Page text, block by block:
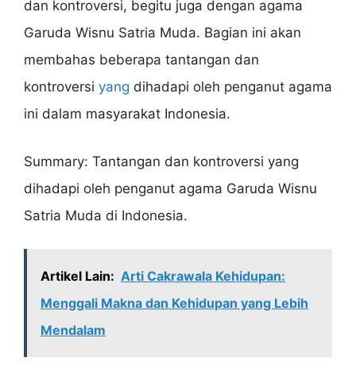
dan kontroversi, begitu juga dengan agama
Garuda Wisnu Satria Muda. Bagian ini akan
membahas beberapa tantangan dan
kontroversi yang dihadapi oleh penganut agama
ini dalam masyarakat Indonesia.
Summary: Tantangan dan kontroversi yang
dihadapi oleh penganut agama Garuda Wisnu
Satria Muda di Indonesia.
Artikel Lain: Arti Cakrawala Kehidupan:
Menggali Makna dan Kehidupan yang Lebih
Mendalam